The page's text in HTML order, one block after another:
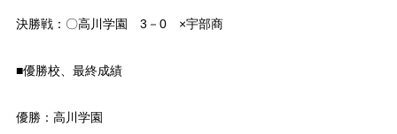
決勝戦：〇高川学園 3－0 ×宇部商
■優勝校、最終成績
優勝：高川学園